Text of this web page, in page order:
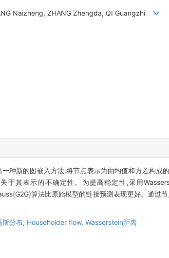
Naizheng, ZHANG Zhengda, QI Guangzhi
一种新的图嵌入方法,将节点表示为由均值和方差构
于其表示的不确定性。为提高稳定性,采用
算法比原始模型的链接预测表现更好。通过
斯分布, Householder flow, Wasserstein距离